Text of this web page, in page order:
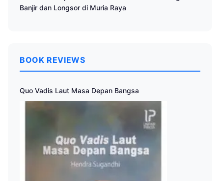
Banjir dan Longsor di Muria Raya
BOOK REVIEWS
Quo Vadis Laut Masa Depan Bangsa